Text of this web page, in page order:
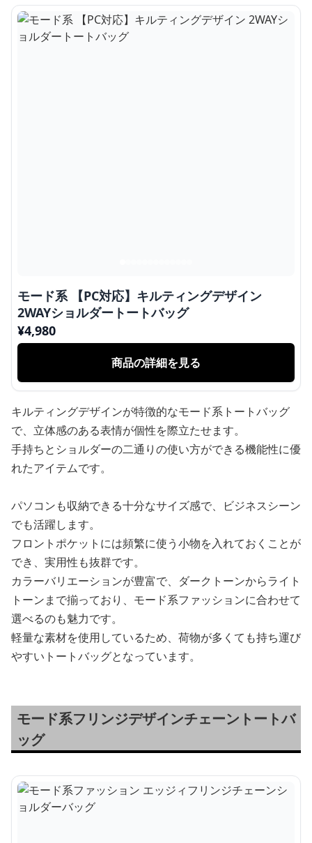
モード系 【PC対応】キルティングデザイン
2WAYショルダートートバッグ
¥4,980
商品の詳細を見る
キルティングデザインが特徴的なモード系トートバッグ
で、立体感のある表情が個性を際立たせます。
手持ちとショルダーの二通りの使い方ができる機能性に優
れたアイテムです。
パソコンも収納できる十分なサイズ感で、ビジネスシーン
でも活躍します。
フロントポケットには頻繁に使う小物を入れておくことが
でき、実用性も抜群です。
カラーバリエーションが豊富で、ダークトーンからライト
トーンまで揃っており、モード系ファッションに合わせて
選べるのも魅力です。
軽量な素材を使用しているため、荷物が多くても持ち運び
やすいトートバッグとなっています。
モード系フリンジデザインチェーントートバ
ッグ